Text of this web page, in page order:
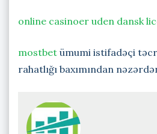
online casinoer uden dansk
mostbet ümumi istifadəçi
rahatlığı baxımından